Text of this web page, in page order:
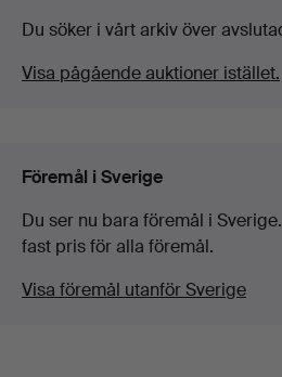
Du söker i vårt arkiv över
Visa pågående auktioner istället.
Föremål i Sverige
Du ser nu bara föremål i
fast pris för alla föremål.
Visa föremål utanför Sverige